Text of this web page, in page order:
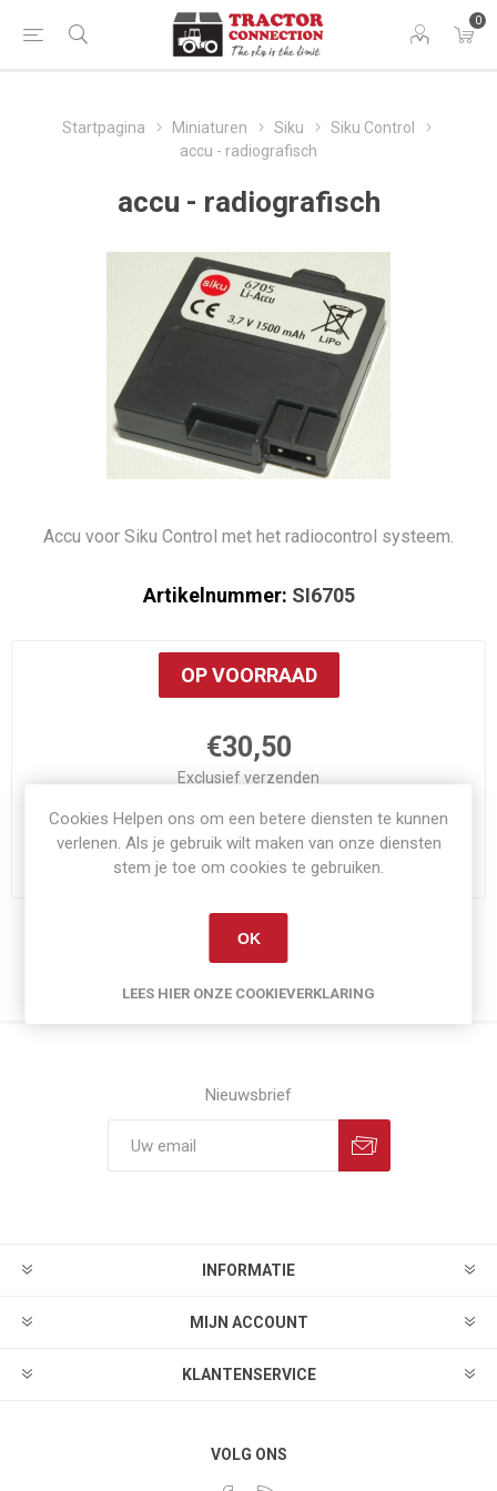
0
Startpagina Miniaturen Siku
Siku Control
accu - radiografisch
accu - radiografisch
Accu voor Siku Control met het radiocontrol systeem.
Artikelnummer: SI6705
OP VOORRAAD
€30,50
Exclusiefverzenden
i
h
BESTEL NU!
Nieuwsbrief
INFORMATIE
MIJN ACCOUNT
KLANTENSERVICE
VOLG ONS
Cookies Helpen ons om een betere diensten te kunnen
verlenen. Als je gebruik wilt maken van onze diensten
stem je toe om cookies te gebruiken.
OK
LEES HIER ONZE COOKIEVERKLARING